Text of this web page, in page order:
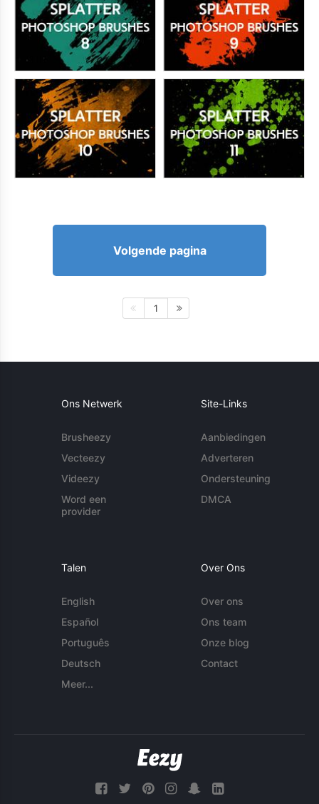
Volgende pagina
1
Ons Netwerk
Brusheezy
Vecteezy
Videezy
Word een
provider
Site-Links
Aanbiedingen
Adverteren
Ondersteuning
DMCA
Talen
English
Español
Português
Deutsch
Meer...
Over Ons
Over ons
Ons team
Onze blog
Contact